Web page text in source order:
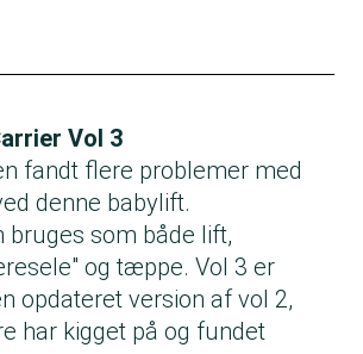
Vol 3
fandt flere problemer med
denne babylift.
bruges som både lift,
og tæppe. Vol 3 er
opdateret version af vol 2,
har kigget på og fundet